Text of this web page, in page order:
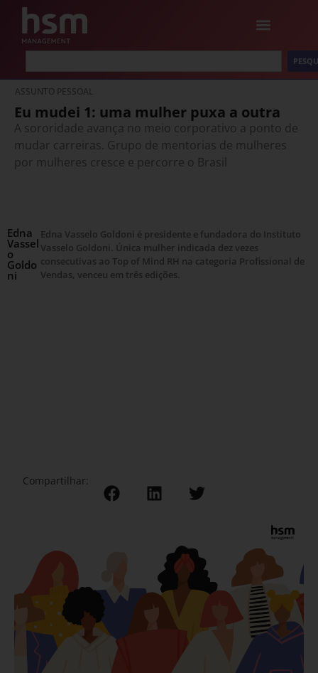
ASSUNTO PESSOAL
Eu mudei 1: uma mulher puxa a outra
A sororidade avança no meio corporativo a ponto de
mudar carreiras. Grupo de mentorias de mulheres
por mulheres cresce e percorre o Brasil
Edna
Vassel
o
Goldo
ni
Edna Vasselo Goldoni é presidente e fundadora do Instituto
Vasselo Goldoni. Única mulher indicada dez vezes
consecutivas ao Top of Mind RH na categoria Profissional de
Vendas, venceu em três edições.
Compartilhar: